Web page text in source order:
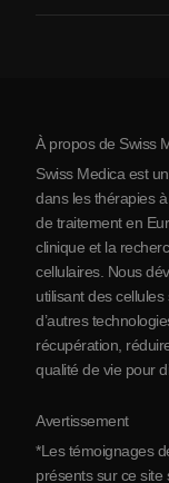
Arthrite
À propos de la
Partenariats
Contact
À propos de Swiss
Swiss Medica est
dans les thérapies
de traitement en
clinique et la
cellulaires. Nous
utilisant des
d’autres
récupération,
qualité de vie pour
Avertissement
*Les témoignages
présents sur ce